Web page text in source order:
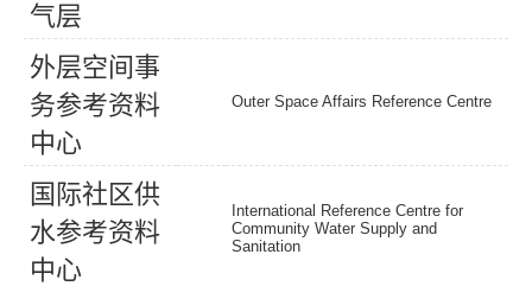
气层
外层空间事
务参考资料
中心
Outer Space Affairs Reference Centre
国 际社区供
水参考资料
中心
International Reference Centre for
Community Water Supply and
Sanitation